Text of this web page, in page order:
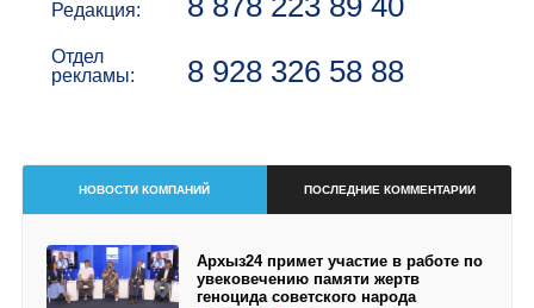
Редакция:
Отдел
рекламы:
8 928 326 58 88
НОВОСТИ КОМПАНИЙ ПОСЛЕДНИЕ КОММЕНТАРИИ
Архыз24 примет участие в работе по
увековечению памяти жертв
геноцида советского народа